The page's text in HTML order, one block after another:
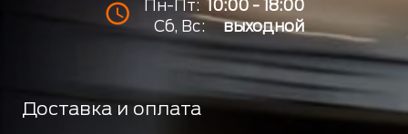
Пн-Пт: 10:00 - 18:00
Сб, Вс:
выходной
Доставка и оплата